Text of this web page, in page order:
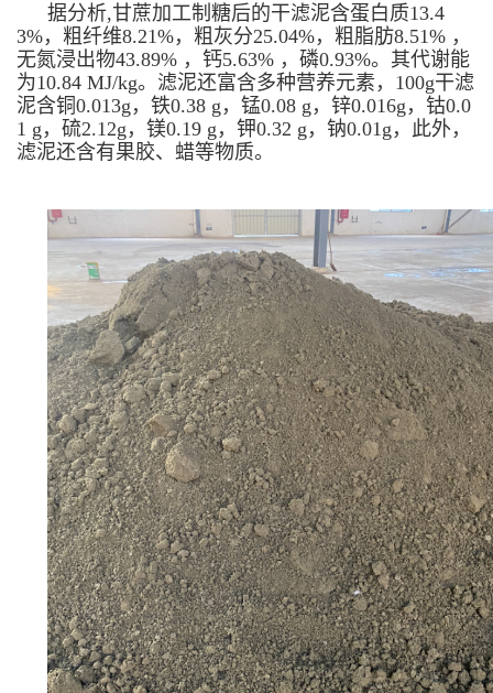
据分析,甘蔗加工制糖后的干滤泥含蛋白质13.4
3%，粗纤维8.21%，粗灰分25.04%，粗脂肪8.51% ，
无氮浸出物43.89% ，钙5.63% ，磷0.93%。其代谢能
为10.84 MJ/kg。滤泥还富含多种营养元素，100g干滤
泥含铜0.013g，铁0.38 g，锰0.08 g，锌0.016g，钴0.0
1 g，硫2.12g，镁0.19 g，钾0.32 g，钠0.01g，此外，
滤泥还含有果胶、蜡等物质。